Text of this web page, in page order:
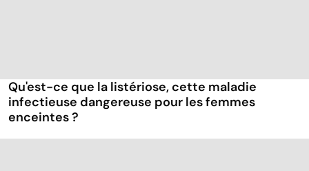
Qu'est-ce que la listériose, cette maladie
infectieuse dangereuse pour les femmes
enceintes ?